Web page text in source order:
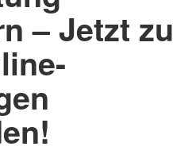
– Jetzt zu